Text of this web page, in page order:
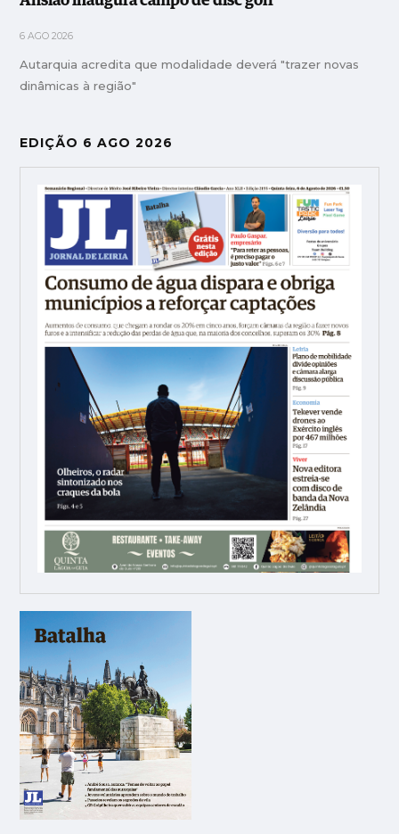
6 AGO 2026
Autarquia acredita que modalidade deverá "trazer novas
dinâmicas à região"
EDIÇÃO 6 AGO 2026